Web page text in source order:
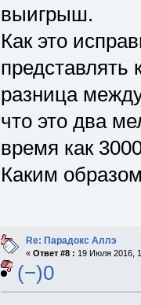
выигрыш.
Как это
представлять
разница
что это два
время как
Каким
Re: Парадокс Аллэ
« Ответ #8 : 19 Июля 2016,
(−)0